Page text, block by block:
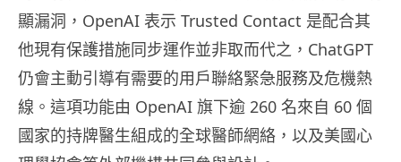
顯漏洞，OpenAI 表示 Trusted Contact 是配合其
他現有保護措施同步運作並非取而代之，ChatGPT
仍會主動引導有需要的用戶聯絡緊急服務及危機熱
線。這項功能由 OpenAI 旗下逾 260 名來自 60 個
國家的持牌醫生組成的全球醫師網絡，以及美國心